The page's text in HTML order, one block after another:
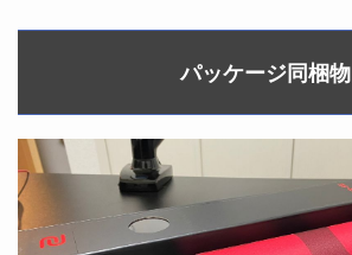
パッケージ同梱物